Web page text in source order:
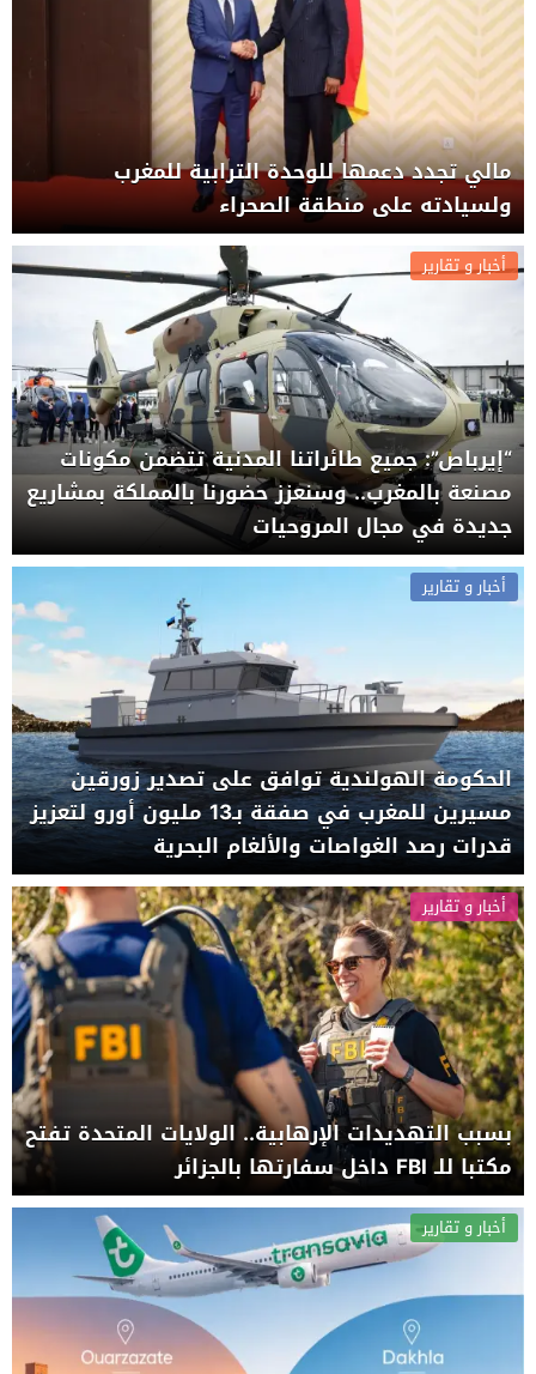
مالي تجدد دعمها للوحدة الترابية للمغرب
ولسيادته على منطقة الصحراء
أخبار و تقارير
“إيرباص”: جميع طائراتنا المدنية تتضمن مكونات
مصنعة بالمغرب.. وسنعزز حضورنا بالمملكة بمشاريع
جديدة في مجال المروحيات
أخبار و تقارير
الحكومة الهولندية توافق على تصدير زورقين
مسيرين للمغرب في صفقة بـ13 مليون أورو لتعزيز
قدرات رصد الغواصات والألغام البحرية
أخبار و تقارير
بسبب التهديدات الإرهابية.. الولايات المتحدة تفتح
مكتبا للـ FBI داخل سفارتها بالجزائر
أخبار و تقارير